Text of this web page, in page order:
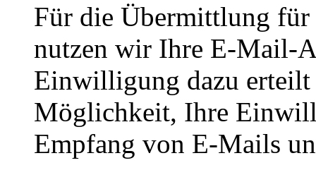
Für die Übermittlung für
nutzen wir Ihre E-Mail-
Einwilligung dazu erteilt
Möglichkeit, Ihre
Empfang von E-Mails